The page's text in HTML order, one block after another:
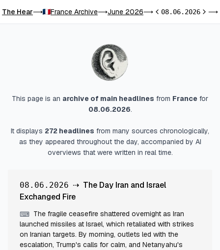
The Hear⟶ France Archive⟶June 2026⟶Previous day
08.06.2026Next⟶
This page is an archive of main headlines from France for
08.06.2026.
It displays 272 headlines from many sources chronologically,
as they appeared throughout the day, accompanied by AI
overviews that were written in real time.
08.06.2026 ⇢ The Day Iran and Israel
Exchanged Fire
⌨ The fragile ceasefire shattered overnight as Iran
launched missiles at Israel, which retaliated with strikes
on Iranian targets. By morning, outlets led with the
escalation, Trump's calls for calm, and Netanyahu's